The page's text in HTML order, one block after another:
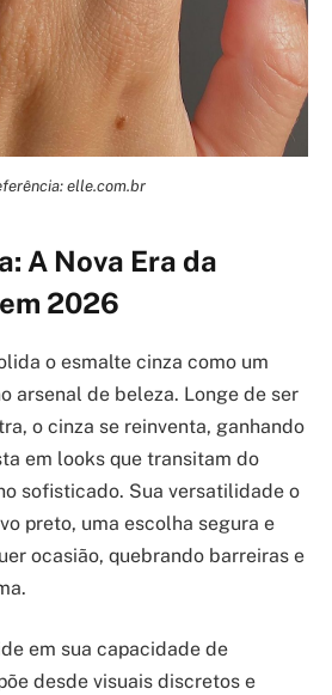
elle.com.br
A Nova Era da
2026
o esmalte cinza como um
arsenal de beleza. Longe de ser
o cinza se reinventa, ganhando
em looks que transitam do
sofisticado. Sua versatilidade o
preto, uma escolha segura e
ocasião, quebrando barreiras e
em sua capacidade de
desde visuais discretos e